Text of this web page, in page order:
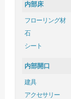
内部床
フローリング材
石
シート
内部開口
建具
アクセサリー